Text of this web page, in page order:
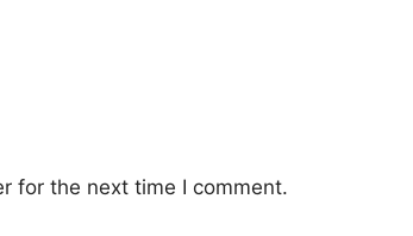
for the next time I comment.